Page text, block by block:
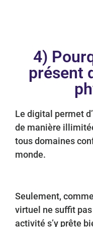
4)
présent
Le digital permet
de manière
tous domaines
monde.
Seulement,
virtuel ne suffit
activité s’y prête